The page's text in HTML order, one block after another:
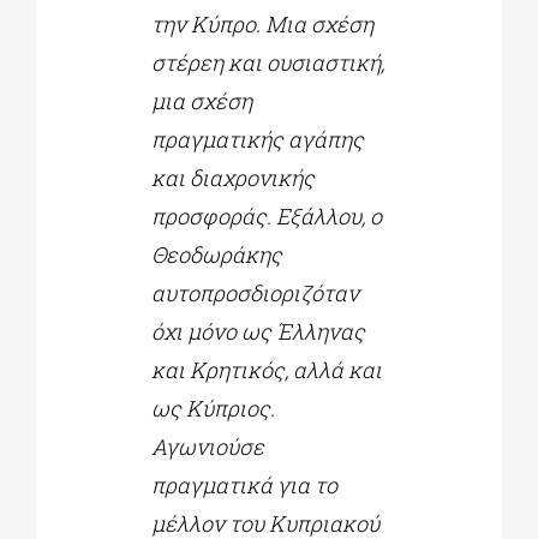
την Κύπρο. Μια σχέση
στέρεη και ουσιαστική,
μια σχέση
πραγματικής αγάπης
και διαχρονικής
προσφοράς. Εξάλλου, ο
Θεοδωράκης
αυτοπροσδιοριζόταν
όχι μόνο ως Έλληνας
και Κρητικός, αλλά και
ως Κύπριος.
Αγωνιούσε
πραγματικά για το
μέλλον του Κυπριακού